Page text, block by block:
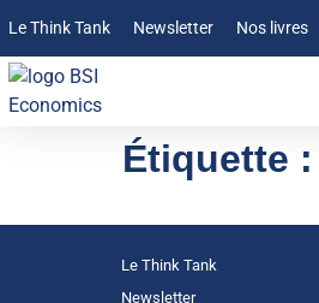
Le Think Tank Newsletter Nos livres
Étiquette :
Le Think Tank
Newsletter